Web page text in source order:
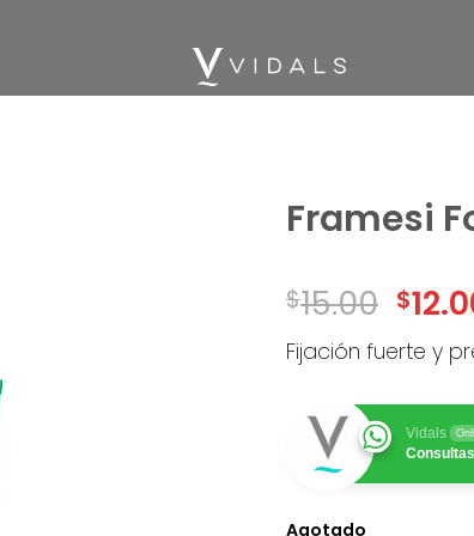
Framesi
$15.00 $
Fijación fuerte y
Vidals
Agotado